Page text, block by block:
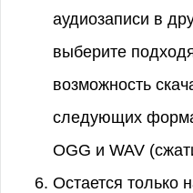
аудиозаписи в
выберите
возможность
следующих
OGG и WAV
Остается только